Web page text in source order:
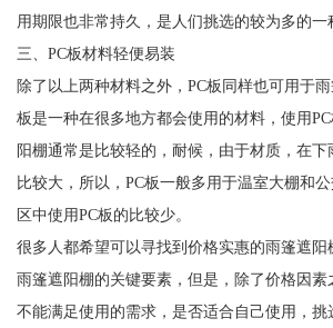
用期限也非常持久，是人们挑选的较为多的一
三、PC板材料轻便易装
除了以上两种材料之外，PC板同样也可用于
板是一种在很多地方都会使用的材料，使用
阳棚通常是比较轻的，耐候，由于材质，在下
比较大，所以，PC板一般多用于温室大棚和
区中使用PC板的比较少。
很多人都希望可以寻找到价格实惠的雨篷遮
雨篷遮阳棚的关键要素，但是，除了价格因
不能满足使用的需求，是否适合自己使用，